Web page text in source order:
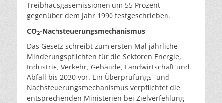
Treibhausgasemissionen um 55 Prozent
gegenüber dem Jahr 1990 festgeschrieben.
CO2-Nachsteuerungsmechanismus
Das Gesetz schreibt zum ersten Mal jährliche
Minderungspflichten für die Sektoren Energie,
Industrie, Verkehr, Gebäude, Landwirtschaft und
Abfall bis 2030 vor. Ein Überprüfungs- und
Nachsteuerungsmechanismus verpflichtet die
entsprechenden Ministerien bei Zielverfehlung